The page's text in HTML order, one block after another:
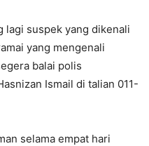
lagi suspek yang dikenali
yang mengenali
balai polis
Ismail di talian 011-
selama empat hari